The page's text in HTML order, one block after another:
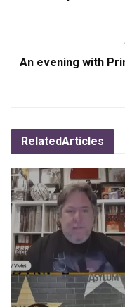
An evening with
RelatedArticles